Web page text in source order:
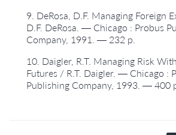
9. DeRosa, D.F. Managing Foreign
D.F. DeRosa. — Chicago : Probus
Company, 1991. — 232 p.
10. Daigler, R.T. Managing Risk
Futures / R.T. Daigler. — Chicago :
Publishing Company, 1993. — 400